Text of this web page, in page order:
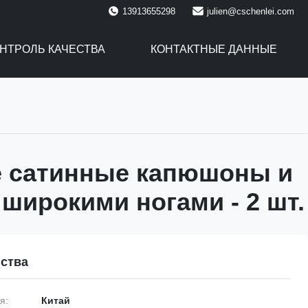
13913655298 julien@cschenlei.com
КАЧЕСТВА КОНТАКТНЫЕ ДАННЫЕ
сатинные капюшоны и
ногами - 2 шт.
Китай